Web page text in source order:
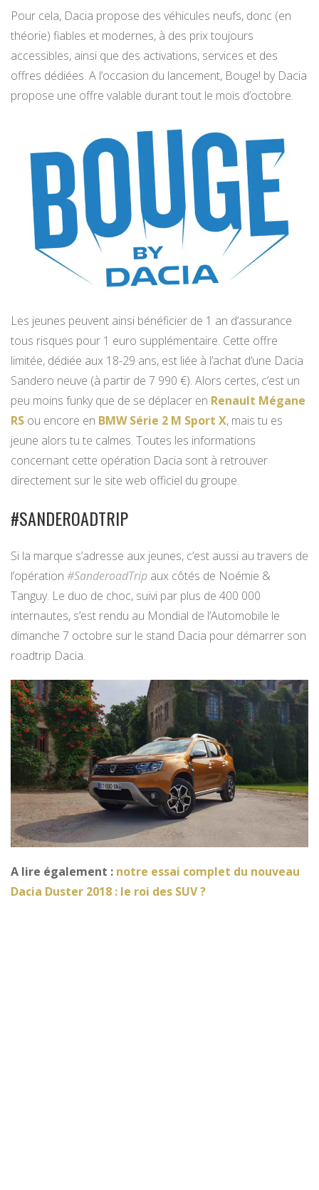
Pour cela, Dacia propose des véhicules neufs, donc (en
théorie) fiables et modernes, à des prix toujours
accessibles, ainsi que des activations, services et des
offres dédiées. A l’occasion du lancement, Bouge! by Dacia
propose une offre valable durant tout le mois d’octobre.
Les jeunes peuvent ainsi bénéficier de 1 an d’assurance
tous risques pour 1 euro supplémentaire. Cette offre
limitée, dédiée aux 18-29 ans, est liée à l’achat d’une Dacia
Sandero neuve (à partir de 7 990 €). Alors certes, c’est un
peu moins funky que de se déplacer en Renault Mégane
RS ou encore en BMW Série 2 M Sport X, mais tu es
jeune alors tu te calmes. Toutes les informations
concernant cette opération Dacia sont à retrouver
directement sur le site web officiel du groupe.
#SANDEROADTRIP
Si la marque s’adresse aux jeunes, c’est aussi au travers de
l’opération #SanderoadTrip aux côtés de Noémie &
Tanguy. Le duo de choc, suivi par plus de 400 000
internautes, s’est rendu au Mondial de l’Automobile le
dimanche 7 octobre sur le stand Dacia pour démarrer son
roadtrip Dacia.
A lire également : notre essai complet du nouveau
Dacia Duster 2018 : le roi des SUV ?